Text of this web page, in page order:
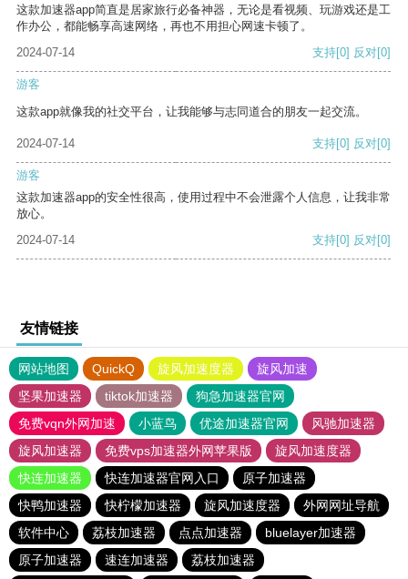
这款加速器app简直是居家旅行必备神器，无论是看视频、玩游戏还是工
作办公，都能畅享高速网络，再也不用担心网速卡顿了。
2024-07-14
支持[0] 反对[0]
游客
这款app就像我的社交平台，让我能够与志同道合的朋友一起交流。
2024-07-14 支持[0] 反对[0]
游客
这款加速器app的安全性很高，使用过程中不会泄露个人信息，让我非常
放心。
2024-07-14
支持[0] 反对[0]
友情链接
网站地图 QuickQ 旋风加速度器
旋风加速
坚果加速器
tiktok加速器
狗急加速器官网
免费vqn外网加速
小蓝鸟 优途加速器官网
风驰加速器
旋风加速器
免费vps加速器外网苹果版
旋风加速度器
快连加速器
快连加速器官网入口
原子加速器
快鸭加速器
快柠檬加速器 旋风加速度器
外网网址导航
软件中心
荔枝加速器 点点加速器
bluelayer加速器
原子加速器
速连加速器
荔枝加速器